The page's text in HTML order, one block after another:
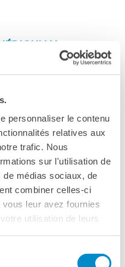
personnaliser le contenu
relatives aux
trafic. Nous
sur l'utilisation de
médias sociaux, de
combiner celles-ci
leur avez fournies
utilisation de leurs
DE
À
(2017)
- in Concorso a
dipingendo uno